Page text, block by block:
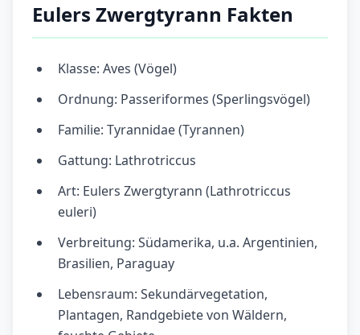
Eulers Zwergtyrann Fakten
Klasse: Aves (Vögel)
Ordnung: Passeriformes (Sperlingsvögel)
Familie: Tyrannidae (Tyrannen)
Gattung: Lathrotriccus
Art: Eulers Zwergtyrann (Lathrotriccus
euleri)
Verbreitung: Südamerika, u.a. Argentinien,
Brasilien, Paraguay
Lebensraum: Sekundärvegetation,
Plantagen, Randgebiete von Wäldern,